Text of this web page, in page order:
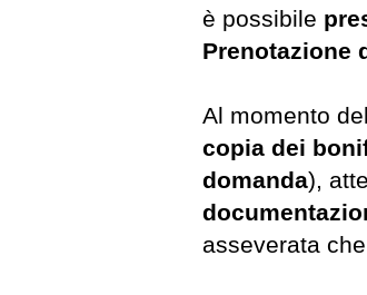
è possibile
Prenotazione
Al momento
copia dei
domanda),
asseverata